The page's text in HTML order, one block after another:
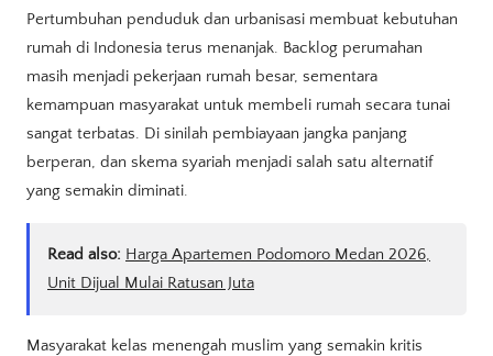
Pertumbuhan penduduk dan urbanisasi membuat kebutuhan
rumah di Indonesia terus menanjak. Backlog perumahan
masih menjadi pekerjaan rumah besar, sementara
kemampuan masyarakat untuk membeli rumah secara tunai
sangat terbatas. Di sinilah pembiayaan jangka panjang
berperan, dan skema syariah menjadi salah satu alternatif
yang semakin diminati.
Read also: Harga Apartemen Podomoro Medan 2026,
Unit Dijual Mulai Ratusan Juta
Masyarakat kelas menengah muslim yang semakin kritis